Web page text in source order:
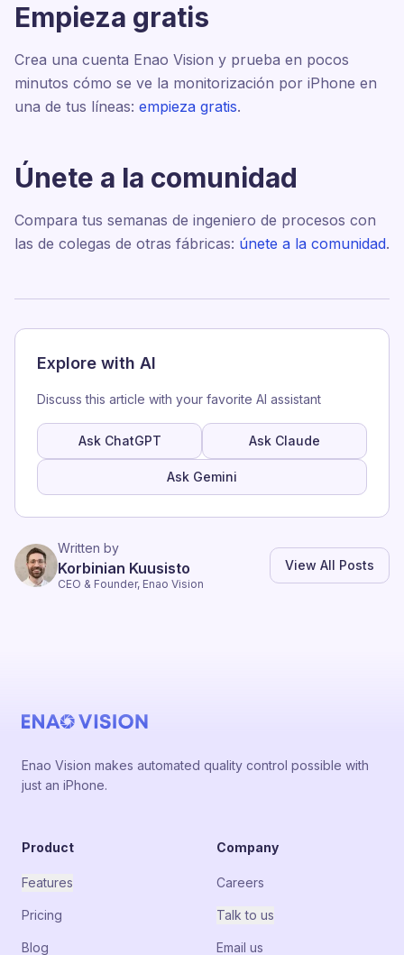
Empieza gratis
Crea una cuenta Enao Vision y prueba en pocos
minutos cómo se ve la monitorización por iPhone en
una de tus líneas: empieza gratis.
Únete a la comunidad
Compara tus semanas de ingeniero de procesos con
las de colegas de otras fábricas: únete a la comunidad.
Explore with AI
Discuss this article with your favorite AI assistant
Ask ChatGPT Ask Claude
Ask Gemini
Written by
Korbinian Kuusisto
CEO & Founder, Enao Vision
View All Posts
Enao Vision makes automated quality control possible with
just an iPhone.
Product
Features
Pricing
Blog
Company
Careers
Talk to us
Email us